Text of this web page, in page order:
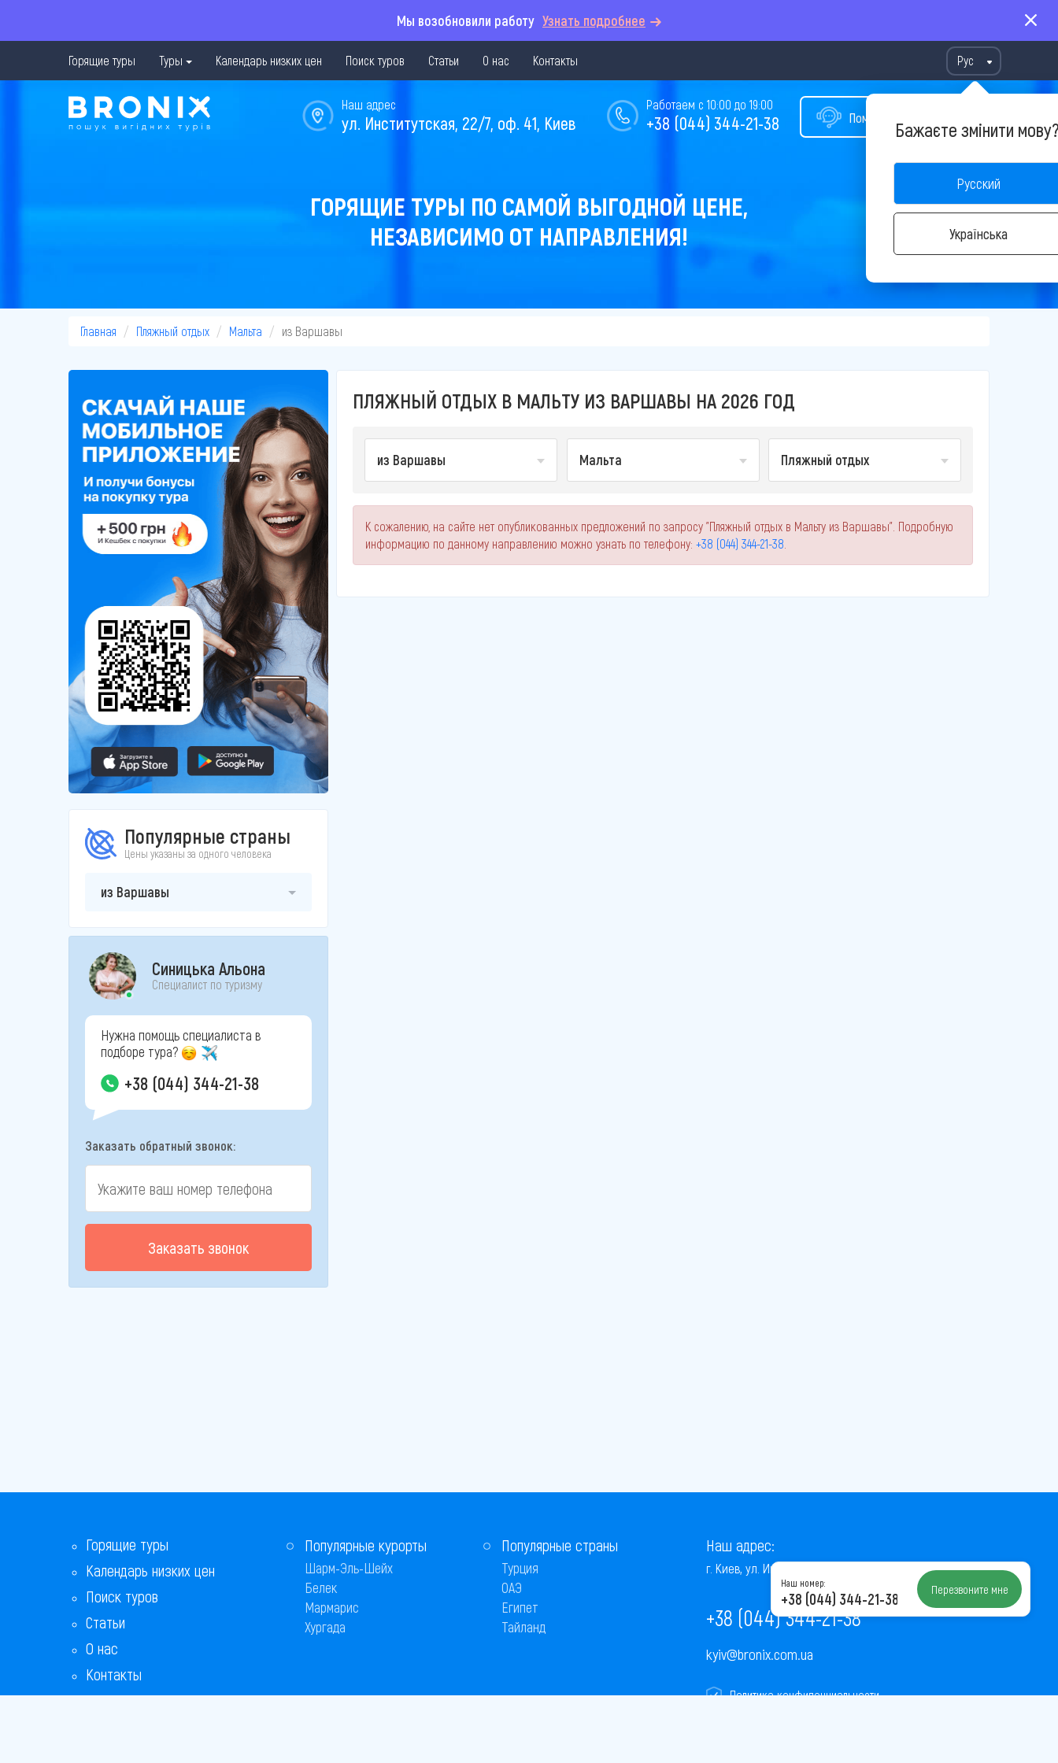
Мы возобновили работу Узнать подробнее
Горящие туры Туры Календарь низких цен Поиск туров Статьи О нас Контакты Рус
Бажаєте змінити
Русский
Українська
Помощь в подборе тура
Работаем с 10:00 до 19:00
+38 (044) 344-21-38
Наш адрес
ул. Институтская, 22/7, оф. 41, Киев
ГОРЯЩИЕ ТУРЫ ПО САМОЙ ВЫГОДНОЙ ЦЕНЕ,
НЕЗАВИСИМО ОТ НАПРАВЛЕНИЯ!
Главная Пляжный отдых Мальта из Варшавы
Популярные страны
Цены указаны за одного человека
из Варшавы
Синицька Альона
Специалист по туризму
Нужна помощь специалиста в
подборе тура?
+38 (044) 344-21-38
Заказать обратный звонок:
Заказать звонок
ПЛЯЖНЫЙ ОТДЫХ В МАЛЬТУ ИЗ ВАРШАВЫ НА 2026 ГОД
из Варшавы Мальта Пляжный отдых
К сожалению, на сайте нет опубликованных предложений по запросу "Пляжный отдых в Мальту из Варшавы". Подробную
информацию по данному направлению можно узнать по телефону: +38 (044) 344-21-38
Горящие туры
Календарь низких цен
Поиск туров
Статьи
О нас
Контакты
Бонусная программа
Популярные курорты
Шарм-Эль-Шейх
Белек
Мармарис
Хургада
Популярные страны
Турция
ОАЭ
Египет
Тайланд
Наш адрес:
г. Киев, ул. Институтская, 22/7, оф. 41
+38 (044) 344-21-38
kyiv@bronix.com.ua
Политика конфиденциальности
Наш номер:
+38 (044) 344-21-38 Перезвоните мне